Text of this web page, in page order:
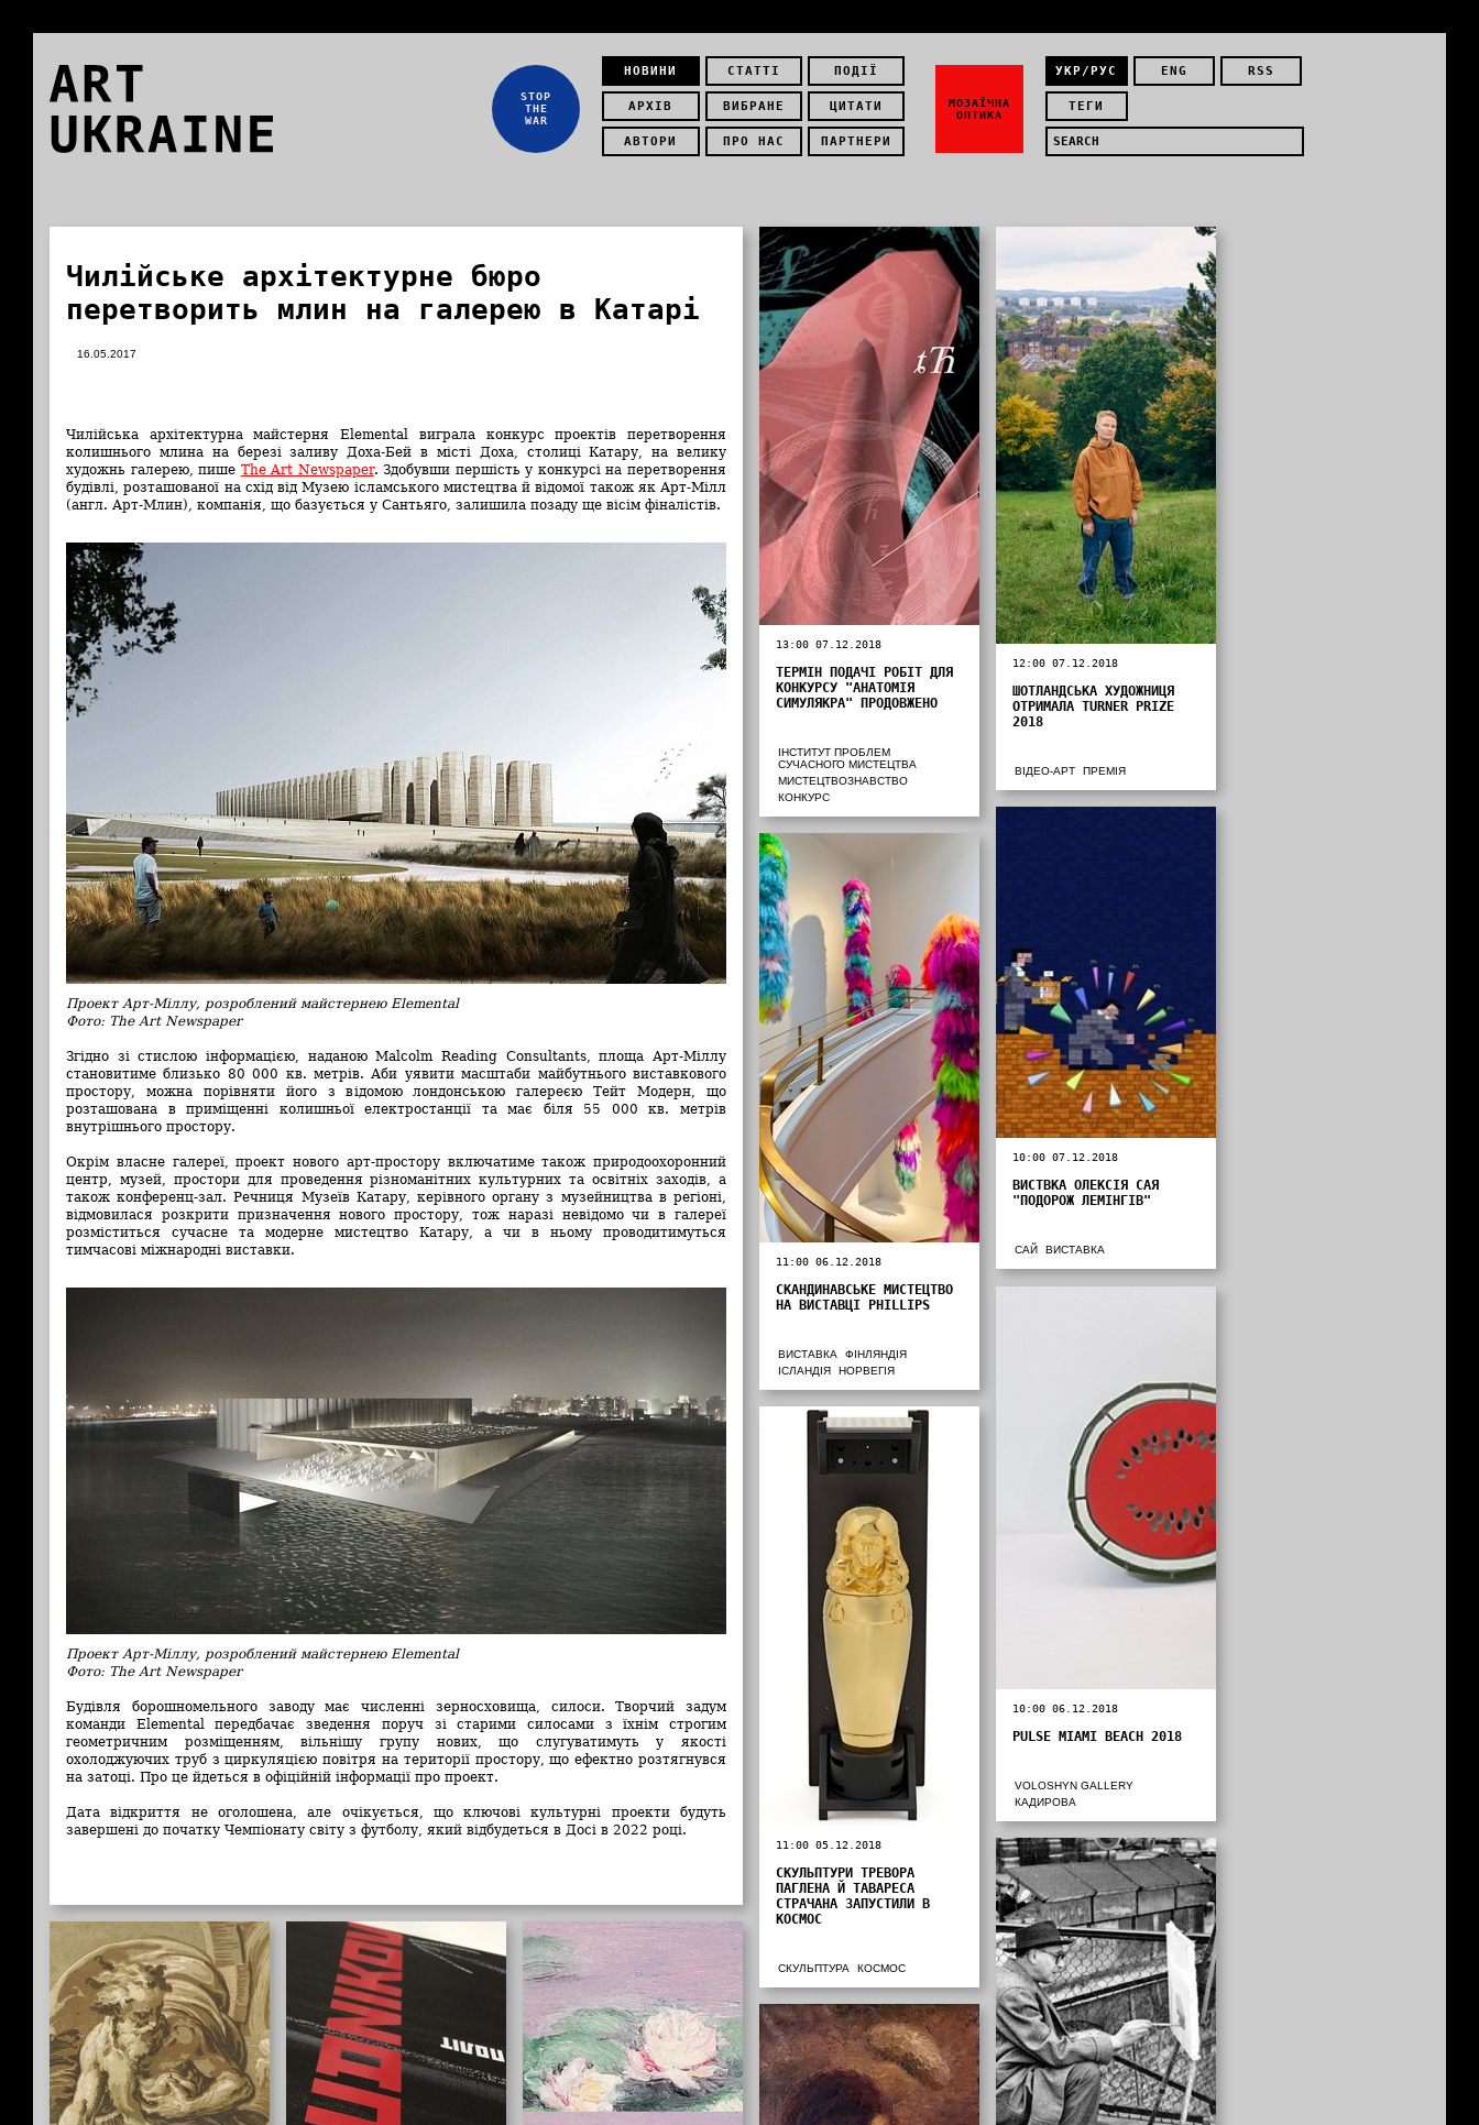
ART
UKRAINE
НОВИНИ СТАТТІ ПОДІЇ
АРХІВ ВИБРАНЕ ЦИТАТИ
АВТОРИ ПРО НАС ПАРТНЕРИ
STOP
THE
WAR
УКР/РУС ENG RSS
ТЕГИ
МОЗАЇЧНА
ОПТИКА
Чилійське архітектурне бюро
перетворить млин на галерею в Катарі
16.05.2017
Чилійська архітектурна майстерня Elemental виграла конкурс проектів перетворення
колишнього млина на березі заливу Доха-Бей в місті Доха, столиці Катару, на велику
художнь галерею, пише The Art Newspaper. Здобувши першість у конкурсі на перетворення
будівлі, розташованої на схід від Музею ісламського мистецтва й відомої також як Арт-Мілл
(англ. Арт-Млин), компанія, що базується у Сантьяго, залишила позаду ще вісім фіналістів.
Проект Арт-Міллу, розроблений майстернею Elemental
Фото: The Art Newspaper
Згідно зі стислою інформацією, наданою Malcolm Reading Consultants, площа Арт-Міллу
становитиме близько 80 000 кв. метрів. Аби уявити масштаби майбутнього виставкового
простору, можна порівняти його з відомою лондонською галереєю Тейт Модерн, що
розташована в приміщенні колишньої електростанції та має біля 55 000 кв. метрів
внутрішнього простору.
Окрім власне галереї, проект нового арт-простору включатиме також природоохоронний
центр, музей, простори для проведення різноманітних культурних та освітніх заходів, а
також конференц-зал. Речниця Музеїв Катару, керівного органу з музейництва в регіоні,
відмовилася розкрити призначення нового простору, тож наразі невідомо чи в галереї
розміститься сучасне та модерне мистецтво Катару, а чи в ньому проводитимуться
тимчасові міжнародні виставки.
Проект Арт-Міллу, розроблений майстернею Elemental
Фото: The Art Newspaper
Будівля борошномельного заводу має численні зерносховища, силоси. Творчий задум
команди Elemental передбачає зведення поруч зі старими силосами з їхнім строгим
геометричним розміщенням, вільнішу групу нових, що слугуватимуть у якості
охолоджуючих труб з циркуляцією повітря на території простору, що ефектно розтягнувся
на затоці. Про це йдеться в офіційній інформації про проект.
Дата відкриття не оголошена, але очікується, що ключові культурні проекти будуть
завершені до початку Чемпіонату світу з футболу, який відбудеться в Досі в 2022 році.
13:00 07.12.2018
ТЕРМІН ПОДАЧІ РОБІТ ДЛЯ
КОНКУРСУ "АНАТОМІЯ
СИМУЛЯКРА" ПРОДОВЖЕНО
ІНСТИТУТ ПРОБЛЕМ
СУЧАСНОГО МИСТЕЦТВА
МИСТЕЦТВОЗНАВСТВО
КОНКУРС
12:00 07.12.2018
ШОТЛАНДСЬКА ХУДОЖНИЦЯ
ОТРИМАЛА TURNER PRIZE
2018
ВІДЕО-АРТ ПРЕМІЯ
10:00 07.12.2018
ВИСТВКА ОЛЕКСІЯ САЯ
"ПОДОРОЖ ЛЕМІНГІВ"
САЙ
ВИСТАВКА
11:00 06.12.2018
СКАНДИНАВСЬКЕ МИСТЕЦТВО
НА ВИСТАВЦІ PHILLIPS
ВИСТАВКА
ФІНЛЯНДІЯ
ІСЛАНДІЯ
НОРВЕГІЯ
10:00 06.12.2018
PULSE MIAMI BEACH 2018
VOLOSHYN GALLERY
КАДИРОВА
11:00 05.12.2018
СКУЛЬПТУРИ ТРЕВОРА
ПАГЛЕНА Й ТАВАРЕСА
СТРАЧАНА ЗАПУСТИЛИ В
КОСМОС
СКУЛЬПТУРА КОСМОС